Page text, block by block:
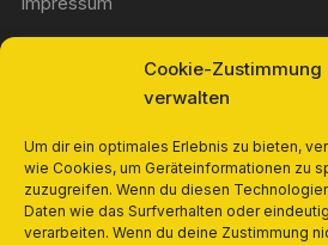
Cookie-Zustimmung
verwalten
Um dir ein optimales Erlebnis zu bieten,
wie Cookies, um Geräteinformationen zu
zuzugreifen. Wenn du diesen
Daten wie das Surfverhalten oder
verarbeiten. Wenn du deine Zustimmung
Widerrufsbelehrung
Cookie-Richtlinie (EU)